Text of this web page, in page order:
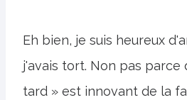
Eh bien, je suis heureux
j'avais tort. Non pas parce
tard » est innovant de la